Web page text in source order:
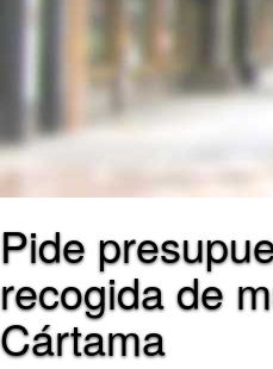
Pide
recogida de
Cártama